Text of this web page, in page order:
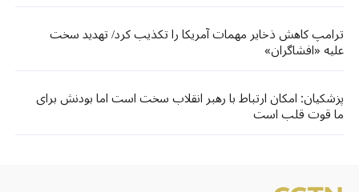
ترامپ کاهش ذخایر مهمات آمریکا را تکذیب کرد/ تهدید سخت
علیه «افشاگران»
پزشکیان: امکان ارتباط با رهبر انقلاب سخت است اما بودنش برای
ما قوت قلب است